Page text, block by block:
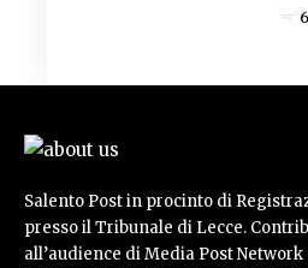
Salento Post in procinto di
presso il Tribunale di Lecce.
all’audience di Media Post Network